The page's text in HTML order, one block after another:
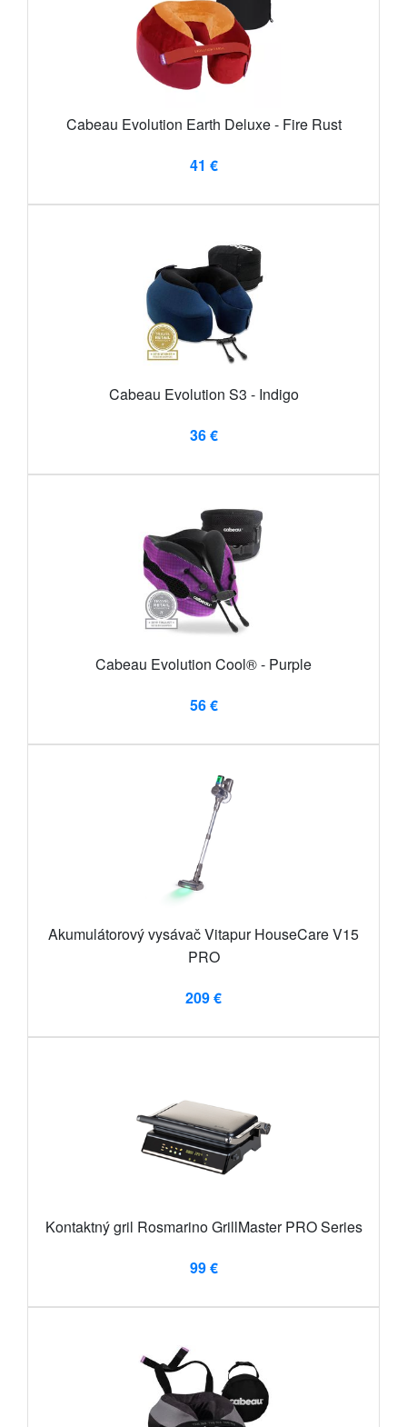
Cabeau Evolution Earth Deluxe - Fire Rust
41 €
Cabeau Evolution S3 - Indigo
36 €
Cabeau Evolution Cool® - Purple
56 €
Akumulátorový vysávač Vitapur HouseCare V15
PRO
209 €
Kontaktný gril Rosmarino GrillMaster PRO Series
99 €